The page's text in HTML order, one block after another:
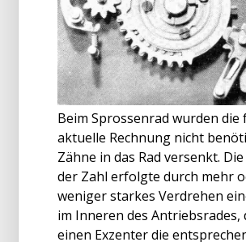
Beim Sprossenrad wurden die
aktuelle Rechnung nicht
Zähne in das Rad versenkt.
der Zahl erfolgte durch mehr
weniger starkes Verdrehen
im Inneren des Antriebsrades,
einen Exzenter die